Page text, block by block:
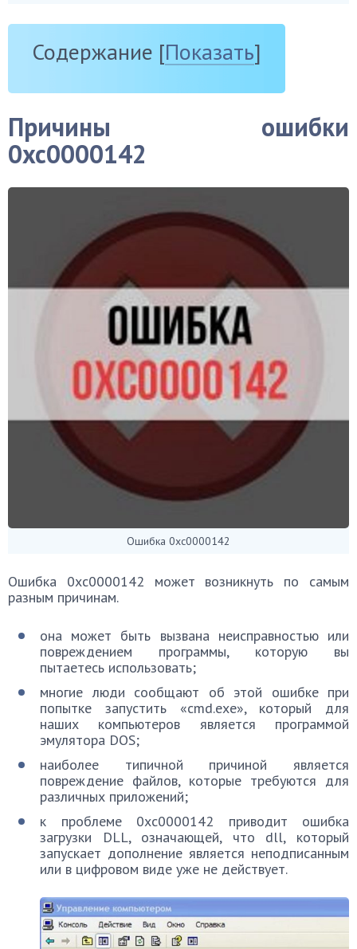
Содержание [Показать]
Причины ошибки
0xc0000142
Ошибка 0xc0000142
Ошибка 0xc0000142 может возникнуть по самым
разным причинам.
она может быть вызвана неисправностью или
повреждением программы, которую вы
пытаетесь использовать;
многие люди сообщают об этой ошибке при
попытке запустить «cmd.exe», который для
наших компьютеров является программой
эмулятора DOS;
наиболее типичной причиной является
повреждение файлов, которые требуются для
различных приложений;
к проблеме 0xc0000142 приводит ошибка
загрузки DLL, означающей, что dll, который
запускает дополнение является неподписанным
или в цифровом виде уже не действует.